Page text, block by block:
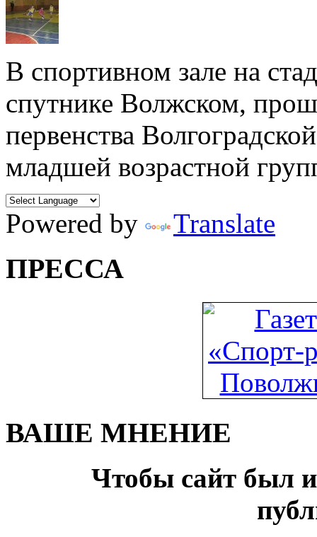
В спортивном зале на
спутнике Волжском,
первенства
младшей возрастной
Powered by
Translate
ПРЕССА
ВАШЕ МНЕНИЕ
Чтобы сайт был